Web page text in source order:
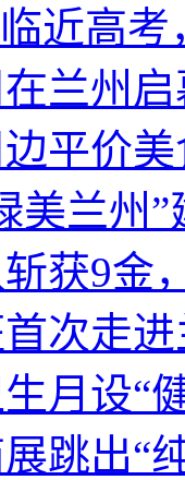
近高
兰州
平价
美兰州
获9金
次走
月设“
展跳出“